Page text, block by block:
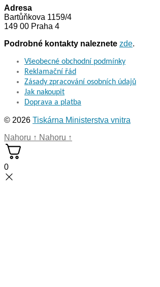
Adresa
Bartůňkova 1159/4
149 00 Praha 4
Podrobné kontakty naleznete zde.
Všeobecné obchodní podmínky
Reklamační řád
Zásady zpracování osobních údajů
Jak nakoupit
Doprava a platba
© 2026 Tiskárna Ministerstva vnitra
Nahoru ↑ Nahoru ↑
0